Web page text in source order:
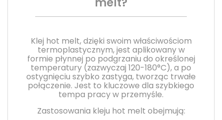
Klej hot melt, dzięki swoim właściwościom
termoplastycznym, jest aplikowany w
formie płynnej po podgrzaniu do określonej
temperatury (zazwyczaj 120-180°C), a po
ostygnięciu szybko zastyga, tworząc trwałe
połączenie. Jest to kluczowe dla szybkiego
tempa pracy w przemyśle.
Zastosowania kleju hot melt obejmują: